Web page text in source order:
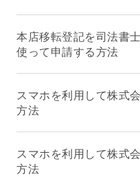
本店移転登記を司法書
使って申請する方法
スマホを利用して株式
方法
スマホを利用して株式
方法